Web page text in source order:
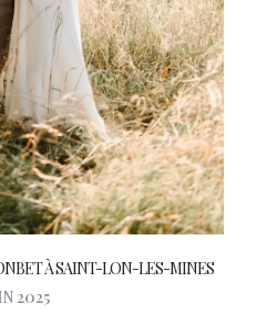
À SAINT-LON-LES-MINES
2025